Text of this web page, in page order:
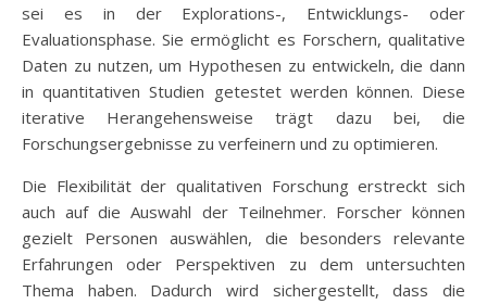
sei es in der Explorations-, Entwicklungs- oder
Evaluationsphase. Sie ermöglicht es Forschern, qualitative
Daten zu nutzen, um Hypothesen zu entwickeln, die dann
in quantitativen Studien getestet werden können. Diese
iterative Herangehensweise trägt dazu bei, die
Forschungsergebnisse zu verfeinern und zu optimieren.
Die Flexibilität der qualitativen Forschung erstreckt sich
auch auf die Auswahl der Teilnehmer. Forscher können
gezielt Personen auswählen, die besonders relevante
Erfahrungen oder Perspektiven zu dem untersuchten
Thema haben. Dadurch wird sichergestellt, dass die